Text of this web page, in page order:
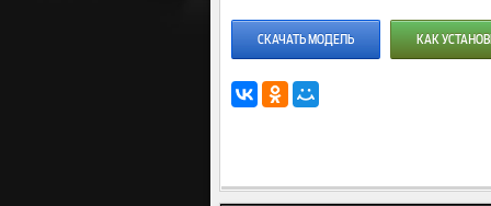
СКАЧАТЬ МОДЕЛЬ КАК